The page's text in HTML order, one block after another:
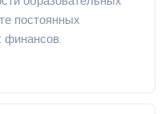
постоянных